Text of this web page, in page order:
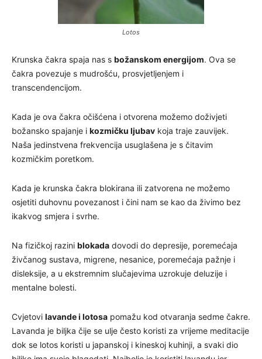
Lotos
Krunska čakra spaja nas s božanskom energijom. Ova se
čakra povezuje s mudrošću, prosvjetljenjem i
transcendencijom.
Kada je ova čakra očišćena i otvorena možemo doživjeti
božansko spajanje i kozmičku ljubav koja traje zauvijek.
Naša jedinstvena frekvencija usuglašena je s čitavim
kozmičkim poretkom.
Kada je krunska čakra blokirana ili zatvorena ne možemo
osjetiti duhovnu povezanost i čini nam se kao da živimo bez
ikakvog smjera i svrhe.
Na fizičkoj razini blokada dovodi do depresije, poremećaja
živčanog sustava, migrene, nesanice, poremećaja pažnje i
disleksije, a u ekstremnim slučajevima uzrokuje deluzije i
mentalne bolesti.
Cvjetovi lavande i lotosa pomažu kod otvaranja sedme čakre.
Lavanda je biljka čije se ulje često koristi za vrijeme meditacije
dok se lotos koristi u japanskoj i kineskoj kuhinji, a svaki dio